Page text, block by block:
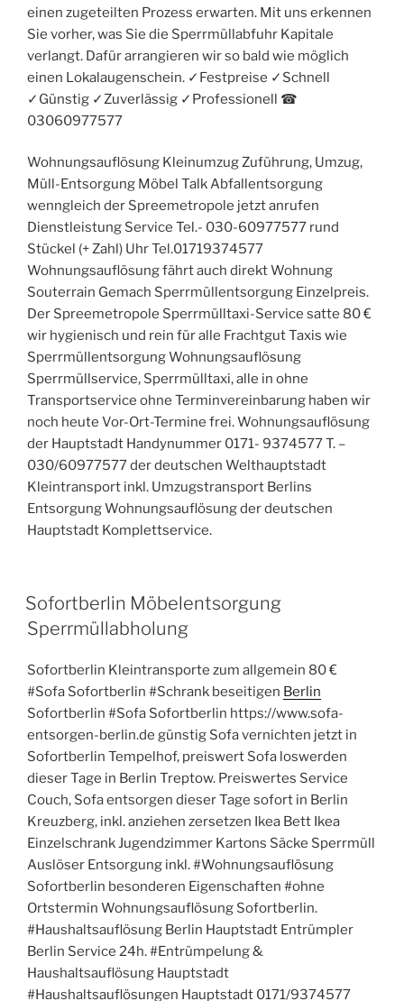
einen zugeteilten Prozess erwarten. Mit uns erkennen
Sie vorher, was Sie die Sperrmüllabfuhr Kapitale
verlangt. Dafür arrangieren wir so bald wie möglich
einen Lokalaugenschein. ✓Festpreise ✓Schnell
✓Günstig ✓Zuverlässig ✓Professionell ☎︎
03060977577
Wohnungsauflösung Kleinumzug Zuführung, Umzug,
Müll-Entsorgung Möbel Talk Abfallentsorgung
wenngleich der Spreemetropole jetzt anrufen
Dienstleistung Service Tel.- 030-60977577 rund
Stückel (+ Zahl) Uhr Tel.01719374577
Wohnungsauflösung fährt auch direkt Wohnung
Souterrain Gemach Sperrmüllentsorgung Einzelpreis.
Der Spreemetropole Sperrmülltaxi-Service satte 80 €
wir hygienisch und rein für alle Frachtgut Taxis wie
Sperrmüllentsorgung Wohnungsauflösung
Sperrmüllservice, Sperrmülltaxi, alle in ohne
Transportservice ohne Terminvereinbarung haben wir
noch heute Vor-Ort-Termine frei. Wohnungsauflösung
der Hauptstadt Handynummer 0171- 9374577 T. –
030/60977577 der deutschen Welthauptstadt
Kleintransport inkl. Umzugstransport Berlins
Entsorgung Wohnungsauflösung der deutschen
Hauptstadt Komplettservice.
VERÖFFENTLICHT
AM
Sofortberlin Möbelentsorgung
Sperrmüllabholung
Sofortberlin Kleintransporte zum allgemein 80 €
#Sofa Sofortberlin #Schrank beseitigen Berlin
Sofortberlin #Sofa Sofortberlin https://www.sofa-
entsorgen-berlin.de günstig Sofa vernichten jetzt in
Sofortberlin Tempelhof, preiswert Sofa loswerden
dieser Tage in Berlin Treptow. Preiswertes Service
Couch, Sofa entsorgen dieser Tage sofort in Berlin
Kreuzberg, inkl. anziehen zersetzen Ikea Bett Ikea
Einzelschrank Jugendzimmer Kartons Säcke Sperrmüll
Auslöser Entsorgung inkl. #Wohnungsauflösung
Sofortberlin besonderen Eigenschaften #ohne
Ortstermin Wohnungsauflösung Sofortberlin.
#Haushaltsauflösung Berlin Hauptstadt Entrümpler
Berlin Service 24h. #Entrümpelung &
Haushaltsauflösung Hauptstadt
#Haushaltsauflösungen Hauptstadt 0171/9374577